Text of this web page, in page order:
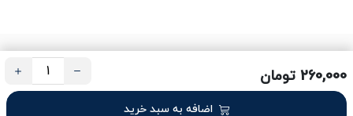
260,000 تومان
اضافه به سبد خرید